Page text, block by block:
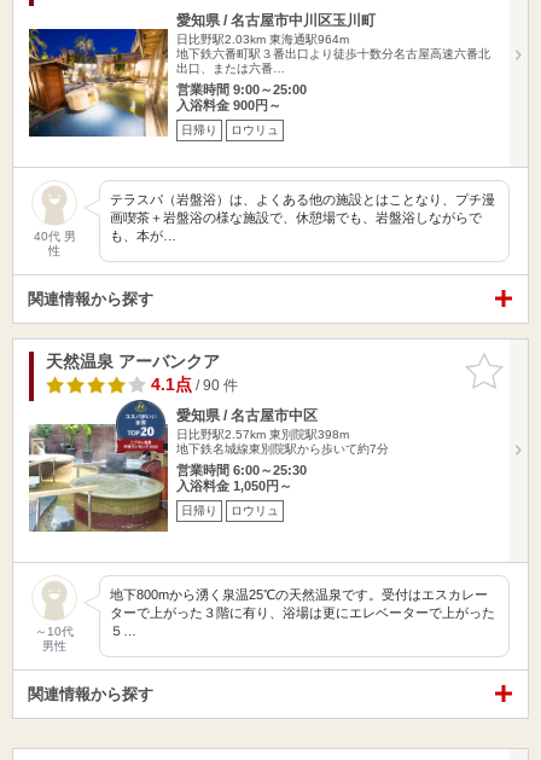
愛知県 / 名古屋市中川区玉川町
日比野駅2.03km 東海通駅964m
地下鉄六番町駅３番出口より徒歩十数分名古屋高速六番北
出口、または六番…
営業時間 9:00～25:00
入浴料金 900円～
日帰り ロウリュ
40代 男
性
テラスパ（岩盤浴）は、よくある他の施設とはことなり、プチ漫
画喫茶＋岩盤浴の様な施設で、休憩場でも、岩盤浴しながらで
も、本が…
関連情報から探す
お気に入
りに追加
天然温泉 アーバンクア
4.1点/ 90 件
愛知県 / 名古屋市中区
日比野駅2.57km 東別院駅398m
地下鉄名城線東別院駅から歩いて約7分
営業時間 6:00～25:30
入浴料金 1,050円～
日帰り ロウリュ
～10代
男性
地下800mから湧く泉温25℃の天然温泉です。受付はエスカレー
ターで上がった３階に有り、浴場は更にエレベーターで上がった
５…
関連情報から探す